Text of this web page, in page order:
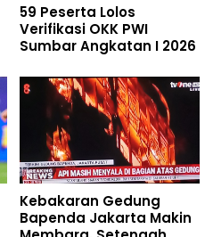
59 Peserta Lolos
Verifikasi OKK PWI
Sumbar Angkatan I 2026
Kebakaran Gedung
Bapenda Jakarta Makin